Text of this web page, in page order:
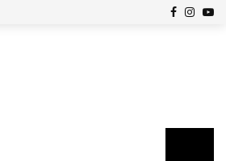
Facebook